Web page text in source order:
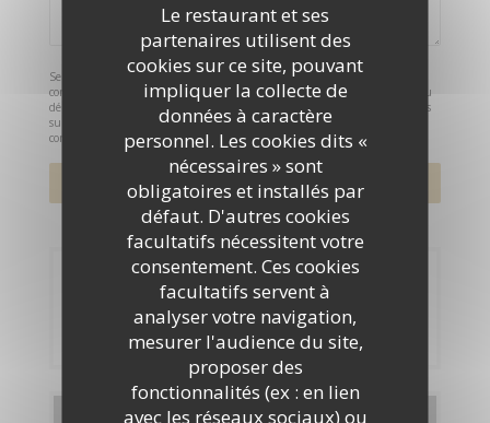
Le restaurant et ses
partenaires utilisent des
cookies sur ce site, pouvant
impliquer la collecte de
données à caractère
personnel. Les cookies dits «
nécessaires » sont
obligatoires et installés par
défaut. D'autres cookies
facultatifs nécessitent votre
consentement. Ces cookies
facultatifs servent à
analyser votre navigation,
mesurer l'audience du site,
proposer des
fonctionnalités (ex : en lien
avec les réseaux sociaux) ou
Selon l'article L.223-2 du code de la consommation, il est rappelé que le
consommateur peut user de son droit à s'inscrire sur la liste d'opposition au
démarchage téléphonique Bloctel :
bloctel.gouv.fr
. Pour plus d'informations
sur le traitement de vos données, consultez notrepolitique de
confidentialité
.
Réservation
RÉSERVER